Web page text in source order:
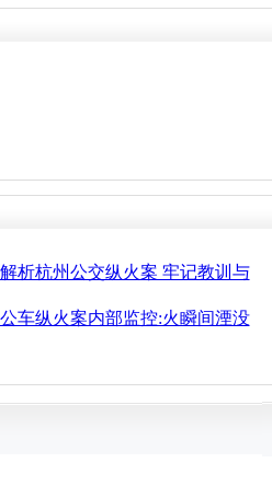
析杭州公交纵火案 牢记教训与
车纵火案内部监控:火瞬间湮没